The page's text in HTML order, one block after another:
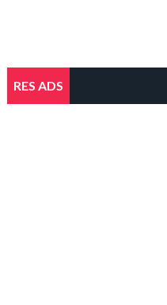
RES ADS